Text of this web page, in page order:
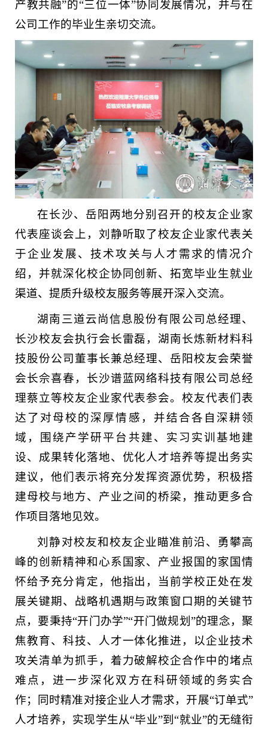
产教共融”的“三位一体”协同发展情况，并与在
公司工作的毕业生亲切交流。
在长沙、岳阳两地分别召开的校友企业家
代表座谈会上，刘静听取了校友企业家代表关
于企业发展、技术攻关与人才需求的情况介
绍，并就深化校企协同创新、拓宽毕业生就业
渠道、提质升级校友服务等展开深入交流。
湖南三道云尚信息股份有限公司总经理、
长沙校友会执行会长雷磊，湖南长炼新材料科
技股份公司董事长兼总经理、岳阳校友会荣誉
会长佘喜春，长沙谱蓝网络科技有限公司总经
理蔡立等校友企业家代表参会。校友代表们表
达了对母校的深厚情感，并结合各自深耕领
域，围绕产学研平台共建、实习实训基地建
设、成果转化落地、优化人才培养等提出务实
建议，他们表示将充分发挥资源优势，积极搭
建母校与地方、产业之间的桥梁，推动更多合
作项目落地见效。
刘静对校友和校友企业瞄准前沿、勇攀高
峰的创新精神和心系国家、产业报国的家国情
怀给予充分肯定，他指出，当前学校正处在发
展关键期、战略机遇期与政策窗口期的关键节
点，要秉持“开门办学”“开门做规划”的理念，聚
焦教育、科技、人才一体化推进，以企业技术
攻关清单为抓手，着力破解校企合作中的堵点
难点，进一步深化双方在科研领域的务实合
作；同时精准对接企业人才需求，开展“订单式”
人才培养，实现学生从“毕业”到“就业”的无缝衔